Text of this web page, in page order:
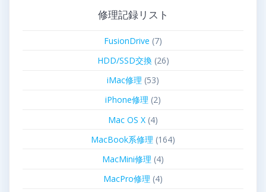
修理記録リスト
FusionDrive (7)
HDD/SSD交換(26)
iMac修理 (53)
iPhone修理 (2)
Mac OS X (4)
MacBook系修理 (164)
MacMini修理 (4)
MacPro修理 (4)